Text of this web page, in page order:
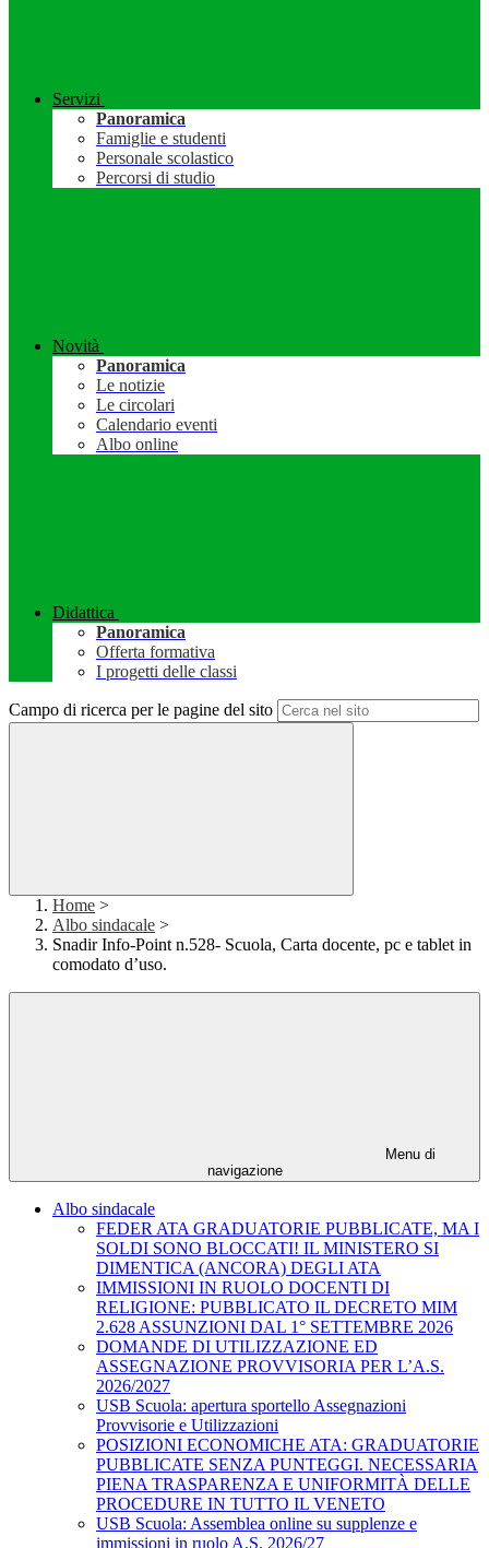
Servizi
Panoramica
Famiglie e studenti
Personale scolastico
Percorsi di studio
Novità
Panoramica
Le notizie
Le circolari
Calendario eventi
Albo online
Didattica
Panoramica
Offerta formativa
I progetti delle classi
Campo di ricerca per le pagine del sito
Home >
Albo sindacale >
Snadir Info-Point n.528- Scuola, Carta docente, pc e tablet in
comodato d’uso.
Menu di
navigazione
Albo sindacale
FEDER ATA GRADUATORIE PUBBLICATE, MA I
SOLDI SONO BLOCCATI! IL MINISTERO SI
DIMENTICA (ANCORA) DEGLI ATA
IMMISSIONI IN RUOLO DOCENTI DI
RELIGIONE: PUBBLICATO IL DECRETO MIM
2.628 ASSUNZIONI DAL 1° SETTEMBRE 2026
DOMANDE DI UTILIZZAZIONE ED
ASSEGNAZIONE PROVVISORIA PER L’A.S.
2026/2027
USB Scuola: apertura sportello Assegnazioni
Provvisorie e Utilizzazioni
POSIZIONI ECONOMICHE ATA: GRADUATORIE
PUBBLICATE SENZA PUNTEGGI. NECESSARIA
PIENA TRASPARENZA E UNIFORMITÀ DELLE
PROCEDURE IN TUTTO IL VENETO
USB Scuola: Assemblea online su supplenze e
immissioni in ruolo A.S. 2026/27